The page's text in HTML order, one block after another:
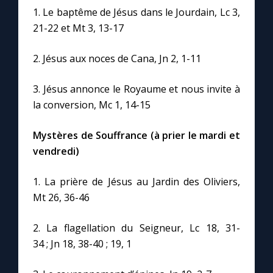
1. Le baptême de Jésus dans le Jourdain, Lc 3,
21-22 et Mt 3, 13-17
2. Jésus aux noces de Cana, Jn 2, 1-11
3. Jésus annonce le Royaume et nous invite à
la conversion, Mc 1, 14-15
Mystères de Souffrance (à prier le mardi et
vendredi)
1. La prière de Jésus au Jardin des Oliviers,
Mt 26, 36-46
2. La flagellation du Seigneur, Lc 18, 31-
34 ; Jn 18, 38-40 ; 19, 1